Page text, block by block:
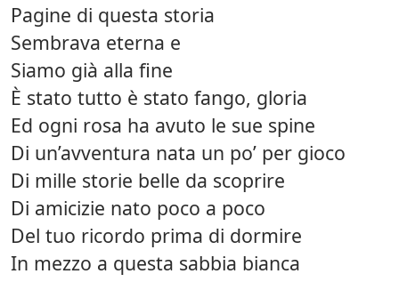
Pagine di questa storia
Sembrava eterna e
Siamo già alla fine
È stato tutto è stato fango, gloria
Ed ogni rosa ha avuto le sue spine
Di un’avventura nata un po’ per gioco
Di mille storie belle da scoprire
Di amicizie nato poco a poco
Del tuo ricordo prima di dormire
In mezzo a questa sabbia bianca